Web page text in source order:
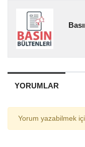
YORUMLAR
Yorum yazabilmek